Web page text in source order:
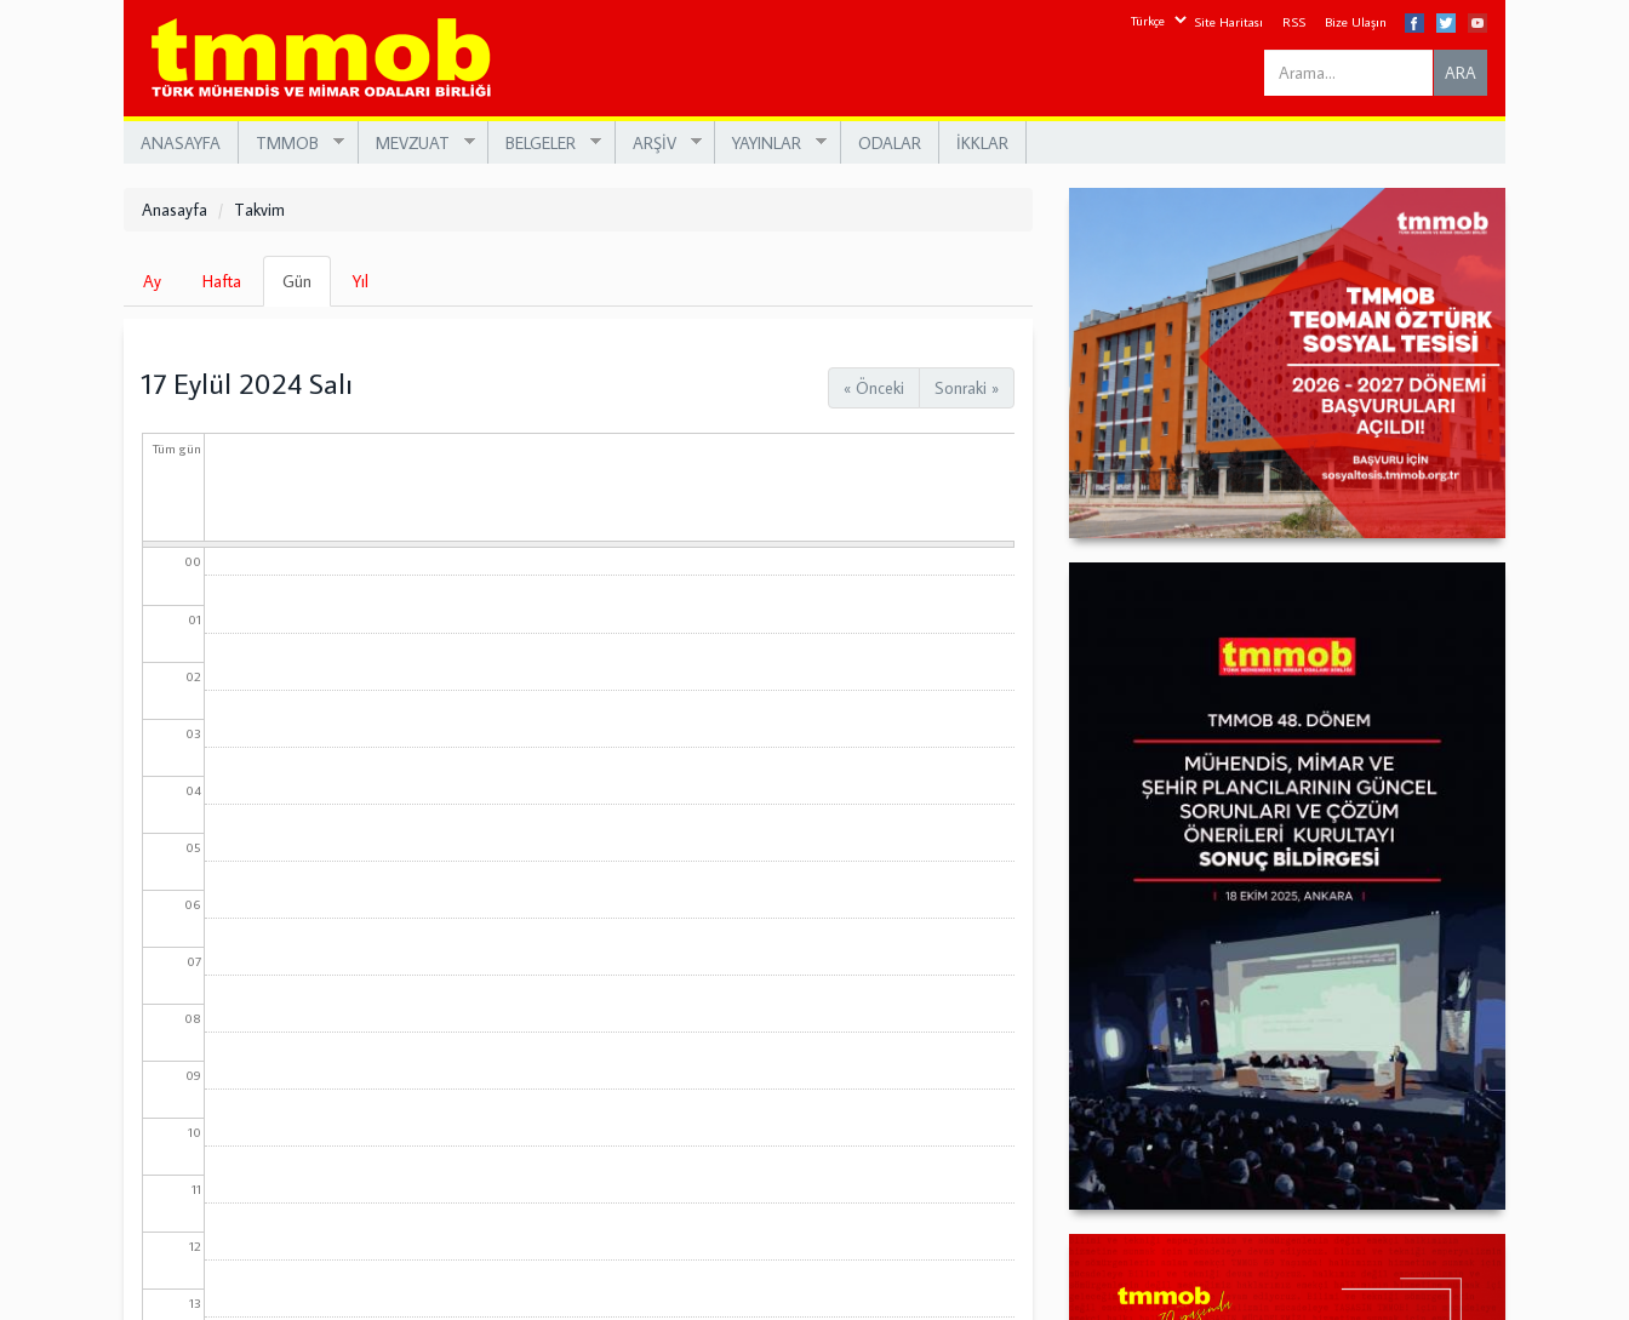
Site Haritası RSS Bize Ulaşın
Search
this
ARA
ANASAYFA TMMOB MEVZUAT BELGELER ARŞİV YAYINLAR ODALAR İKKLAR
Anasayfa Takvim
Birincil
sekmeler
Ay Hafta Gün
sekme)
Yıl
« Önceki Sonraki »
17 Eylül 2024 Salı
Tüm gün
00
01
02
03
04
05
06
07
08
09
10
11
12
13